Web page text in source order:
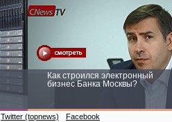
Как строился электронный
бизнес Банка Москвы?
Twitter (topnews) Facebook